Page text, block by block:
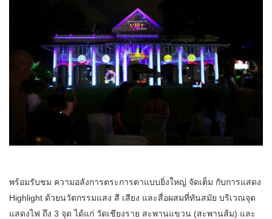
พร้อมรับชม ความอลังการตระการตาแบบยิ่งใหญ่ จัดเต็ม กับการแสดง
Highlight ด้วยนวัตกรรมแสง สี เสียง และสื่อผสมที่ทันสมัย บริเวณจุด
แสดงไฟ ถึง 3 จุด ได้แก่ วัดเชียงราย สะพานแขวน (สะพานส้ม) และ